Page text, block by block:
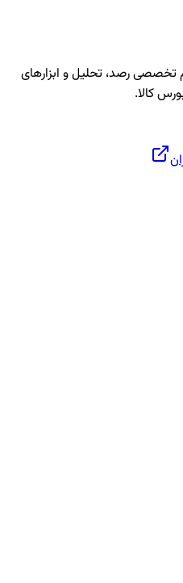
تخصصی رصد، تحلیل و ابزارهای